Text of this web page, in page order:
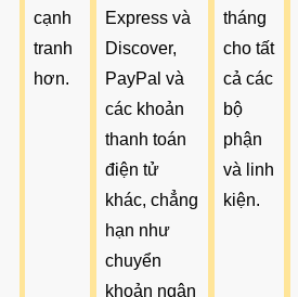
cạnh
tranh
hơn.
Express và
Discover,
PayPal và
các khoản
thanh toán
điện tử
khác, chẳng
hạn như
chuyển
khoản ngân
tháng
cho tất
cả các
bộ
phận
và linh
kiện.